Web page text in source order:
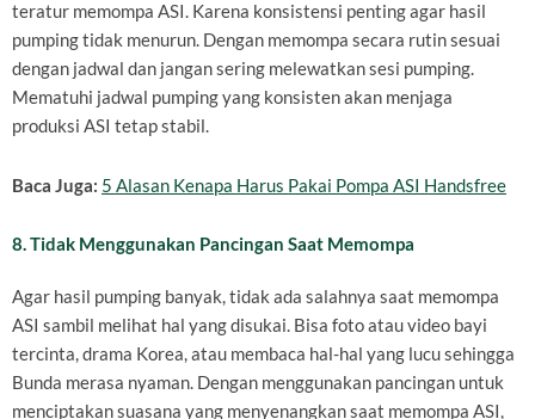
teratur memompa ASI. Karena konsistensi penting agar hasil
pumping tidak menurun. Dengan memompa secara rutin sesuai
dengan jadwal dan jangan sering melewatkan sesi pumping.
Mematuhi jadwal pumping yang konsisten akan menjaga
produksi ASI tetap stabil.
Baca Juga: 5 Alasan Kenapa Harus Pakai Pompa ASI Handsfree
8. Tidak Menggunakan Pancingan Saat Memompa
Agar hasil pumping banyak, tidak ada salahnya saat memompa
ASI sambil melihat hal yang disukai. Bisa foto atau video bayi
tercinta, drama Korea, atau membaca hal-hal yang lucu sehingga
Bunda merasa nyaman. Dengan menggunakan pancingan untuk
menciptakan suasana yang menyenangkan saat memompa ASI,